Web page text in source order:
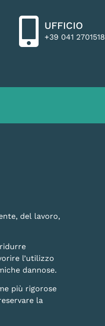
UFFICIO
+39 041 2701518
del lavoro,
l’utilizzo
dannose.
più rigorose
la